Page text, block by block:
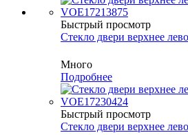
Быстрый просмотр
Cтекло двери верхнее
Много
Подробнее
Быстрый просмотр
Cтекло двери верхнее